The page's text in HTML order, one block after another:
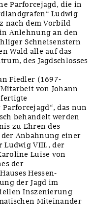
Parforcejagd, die in
Ludwig
nach dem Vorbild
Anlehnung an den
Schneisenstern
Wald alle auf das
des Jagdschlosses
Fiedler (1697-
von Johann
das nun
behandelt werden
zu Ehren des
Anbahnung einer
Ludwig VIII., der
Luise von
der
Hessen-
der Jagd im
Inszenierung
Miteinander